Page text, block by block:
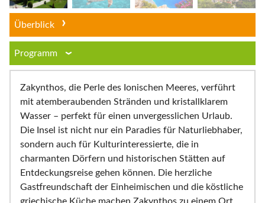
Überblick
Programm
Zakynthos, die Perle des Ionischen Meeres, verführt
mit atemberaubenden Stränden und kristallklarem
Wasser – perfekt für einen unvergesslichen Urlaub.
Die Insel ist nicht nur ein Paradies für Naturliebhaber,
sondern auch für Kulturinteressierte, die in
charmanten Dörfern und historischen Stätten auf
Entdeckungsreise gehen können. Die herzliche
Gastfreundschaft der Einheimischen und die köstliche